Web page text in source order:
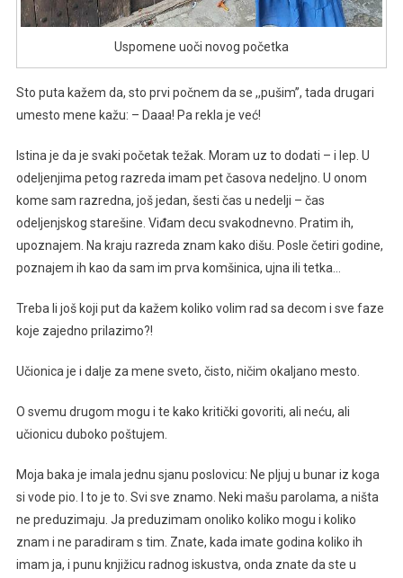
Uspomene uoči novog početka
Sto puta kažem da, sto prvi počnem da se ,,pušim’’, tada drugari
umesto mene kažu: – Daaa! Pa rekla je već!
Istina je da je svaki početak težak. Moram uz to dodati – i lep. U
odeljenjima petog razreda imam pet časova nedeljno. U onom
kome sam razredna, još jedan, šesti čas u nedelji – čas
odeljenjskog starešine. Viđam decu svakodnevno. Pratim ih,
upoznajem. Na kraju razreda znam kako dišu. Posle četiri godine,
poznajem ih kao da sam im prva komšinica, ujna ili tetka…
Treba li još koji put da kažem koliko volim rad sa decom i sve faze
koje zajedno prilazimo?!
Učionica je i dalje za mene sveto, čisto, ničim okaljano mesto.
O svemu drugom mogu i te kako kritički govoriti, ali neću, ali
učionicu duboko poštujem.
Moja baka je imala jednu sjanu poslovicu: Ne pljuj u bunar iz koga
si vode pio. I to je to. Svi sve znamo. Neki mašu parolama, a ništa
ne preduzimaju. Ja preduzimam onoliko koliko mogu i koliko
znam i ne paradiram s tim. Znate, kada imate godina koliko ih
imam ja, i punu knjižicu radnog iskustva, onda znate da ste u